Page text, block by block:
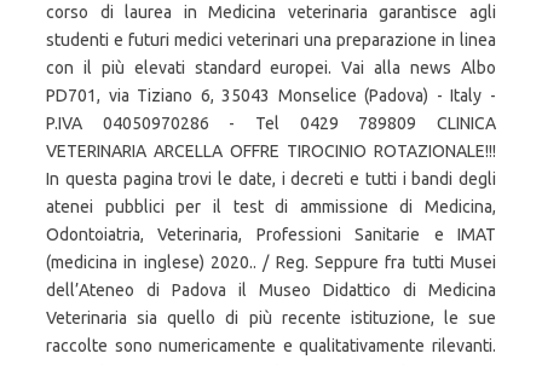
corso di laurea in Medicina veterinaria garantisce agli
studenti e futuri medici veterinari una preparazione in linea
con il più elevati standard europei. Vai alla news Albo
PD701, via Tiziano 6, 35043 Monselice (Padova) - Italy -
P.IVA 04050970286 - Tel 0429 789809 CLINICA
VETERINARIA ARCELLA OFFRE TIROCINIO ROTAZIONALE!!!
In questa pagina trovi le date, i decreti e tutti i bandi degli
atenei pubblici per il test di ammissione di Medicina,
Odontoiatria, Veterinaria, Professioni Sanitarie e IMAT
(medicina in inglese) 2020.. / Reg. Seppure fra tutti Musei
dell’Ateneo di Padova il Museo Didattico di Medicina
Veterinaria sia quello di più recente istituzione, le sue
raccolte sono numericamente e qualitativamente rilevanti.